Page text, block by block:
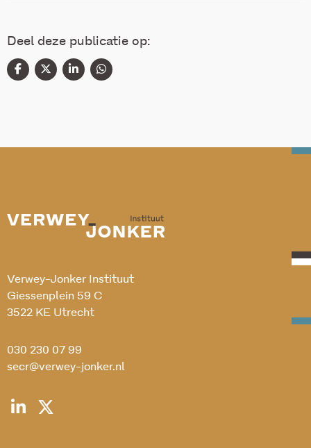
Deel deze publicatie op:
Verwey-Jonker Instituut
Giessenplein 59 C
3522 KE Utrecht
030 230 07 99
secr@verwey-jonker.nl